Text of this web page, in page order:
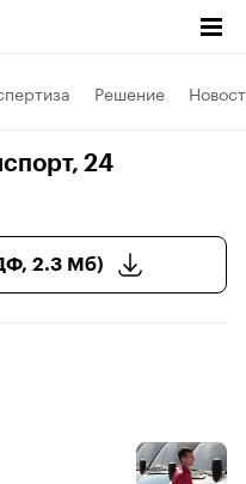
Решение
, 24
2.3 Мб)